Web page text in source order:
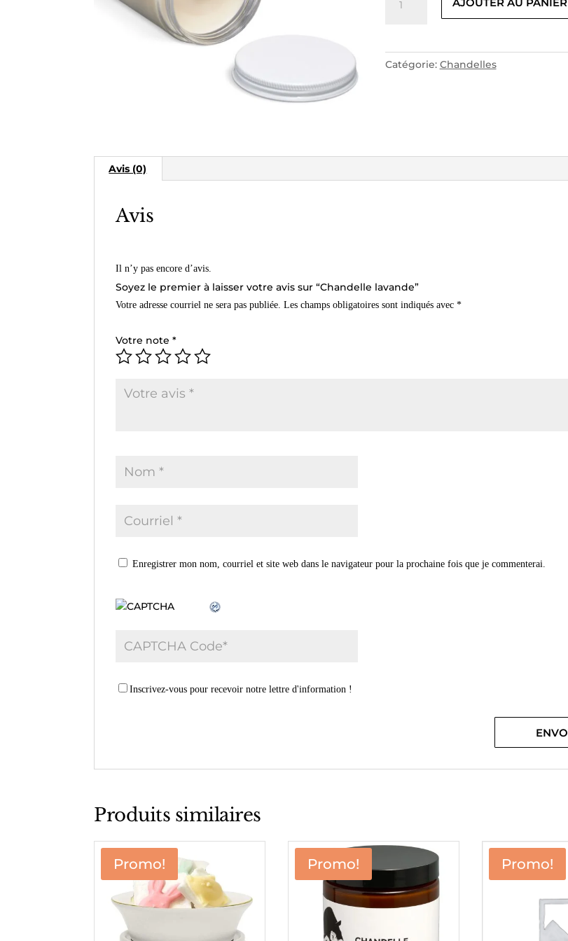
30.00$.20.00$.
Catégorie: Chandelles
Avis (0)
Avis
Il n’y pas encore d’avis.
Soyez le premier à laisser votre avis sur “Chandelle lavande”
Votre adresse courriel ne sera pas publiée. Les champs obligatoires sont indiqués avec*
Votre note*
Enregistrer mon nom, courriel et site web dans le navigateur pour la prochaine fois que je commenterai.
Inscrivez-vous pour recevoir notre lettre d'information !
Produits similaires
Promo! Promo! Promo!